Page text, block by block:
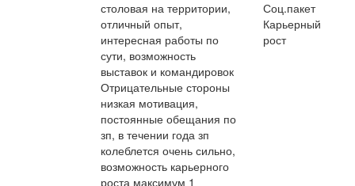
столовая на территории,
отличный опыт,
интересная работы по
сути, возможность
выставок и командировок
Отрицательные стороны
низкая мотивация,
постоянные обещания по
зп, в течении года зп
колеблется очень сильно,
возможность карьерного
роста максимум 1
Соц.пакет
Карьерный
рост